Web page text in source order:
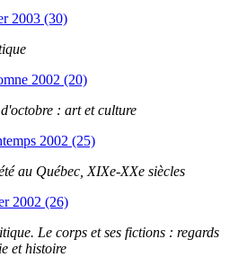
2003 (30)
2002 (20)
: art et culture
2002 (25)
au Québec, XIXe-XXe siècles
2002 (26)
Le corps et ses fictions : regards
et histoire